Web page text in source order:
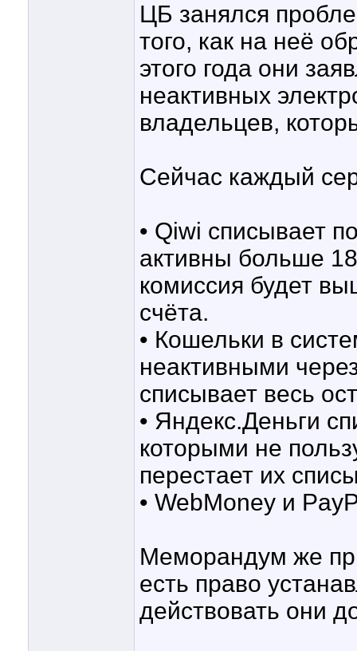
ЦБ занялся
того, как на неё
этого года они
неактивных
владельцев,
Сейчас каждый
• Qiwi списывает
активны больше
комиссия будет
счёта.
• Кошельки в
неактивными
списывает весь
• Яндекс.Деньги
которыми не
перестает их
• WebMoney и
Меморандум же
есть право
действовать они